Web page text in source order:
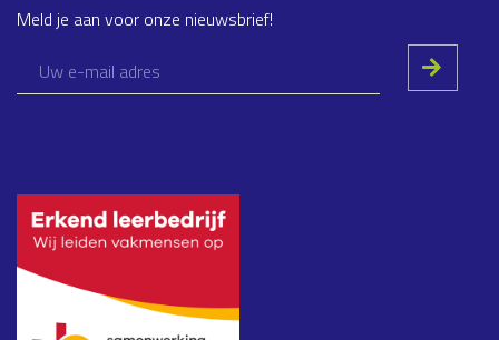
Meld je aan voor onze nieuwsbrief!